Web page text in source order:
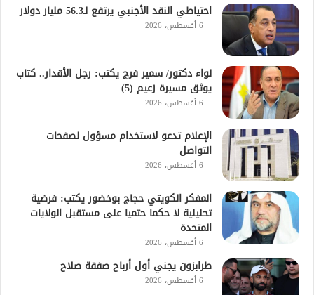
احتياطي النقد الأجنبي يرتفع لـ56.3 مليار دولار
6 أغسطس، 2026
لواء دكتور/ سمير فرج يكتب: رجل الأقدار.. كتاب
يوثق مسيرة زعيم (5)
6 أغسطس، 2026
الإعلام تدعو لاستخدام مسؤول لصفحات
التواصل
6 أغسطس، 2026
المفكر الكويتي حجاج بوخضور يكتب: فرضية
تحليلية لا حكما حتميا على مستقبل الولايات
المتحدة
6 أغسطس، 2026
طرابزون يجني أول أرباح صفقة صلاح
6 أغسطس، 2026